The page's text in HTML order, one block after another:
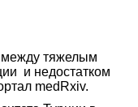
между тяжелым
и недостатком
medRxiv.